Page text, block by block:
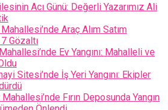
Acı Günü: Değerli Yazarımız Ali
Araç Alım Satım
7 Gözaltı
Ev Yangını: Mahalleli ve
Sitesi’nde İş Yeri Yangını: Ekipler
Fırın Deposunda Yangın